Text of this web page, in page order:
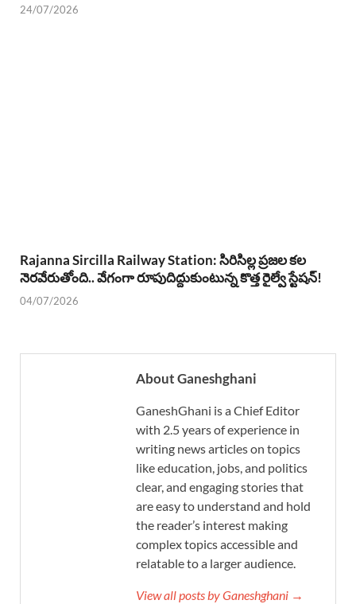
24/07/2026
Rajanna Sircilla Railway Station: సిరిసిల్ల ప్రజల కల
నెరవేరుతోంది.. వేగంగా రూపుదిద్దుకుంటున్న కొత్త రైల్వే స్టేషన్!
04/07/2026
About Ganeshghani
GaneshGhani is a Chief Editor
with 2.5 years of experience in
writing news articles on topics
like education, jobs, and politics
clear, and engaging stories that
are easy to understand and hold
the reader’s interest making
complex topics accessible and
relatable to a larger audience.
View all posts by Ganeshghani →